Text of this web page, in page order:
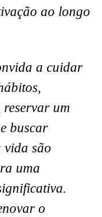
ao longo
a cuidar
um
buscar
vida são
uma
o